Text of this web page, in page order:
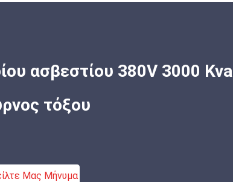
ασβεστίου 380V 3000 Kva
τόξου
Μας Μήνυμα